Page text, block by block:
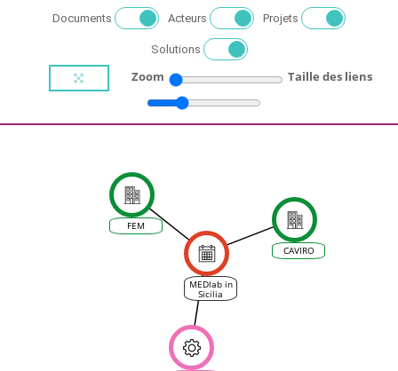
Documents Acteurs Projets
Solutions
Zoom Taille des liens
MEDlab in
Sicilia
FEM
CAVIRO